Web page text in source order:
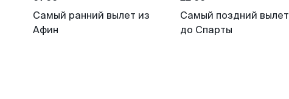
Самый ранний вылет из
Афин
Самый поздний вылет
до Спарты